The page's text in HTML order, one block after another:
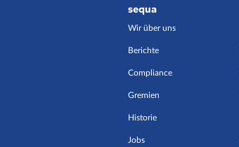
sequa
Wir über uns
Berichte
Compliance
Gremien
Historie
Jobs